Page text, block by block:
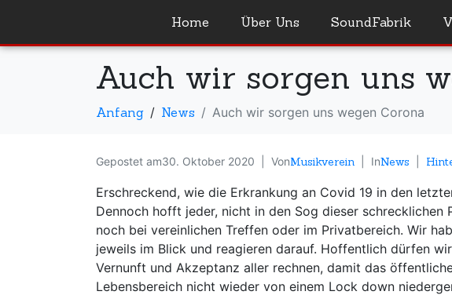
Home Über Uns SoundFabrik
Auch wir sorgen uns
Anfang News Auch wir sorgen uns wegen Corona
Gepostet am30. Oktober 2020 VonMusikverein InNews
Erschreckend, wie die Erkrankung an Covid 19 in den
Dennoch hofft jeder, nicht in den Sog dieser schrecklichen
noch bei vereinlichen Treffen oder im Privatbereich. Wir
jeweils im Blick und reagieren darauf. Hoffentlich dürfen
Vernunft und Akzeptanz aller rechnen, damit das
Lebensbereich nicht wieder von einem Lock down